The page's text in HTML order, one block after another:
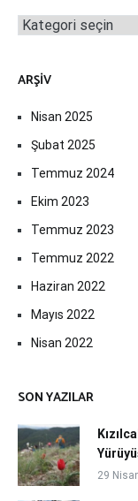
Kategoriler
ARŞIV
Nisan 2025
Şubat 2025
Temmuz 2024
Ekim 2023
Temmuz 2023
Temmuz 2022
Haziran 2022
Mayıs 2022
Nisan 2022
SON YAZILAR
29